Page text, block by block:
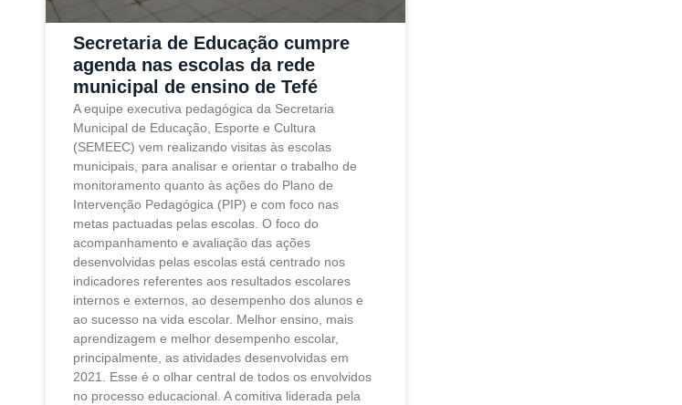
Secretaria de Educação cumpre
agenda nas escolas da rede
municipal de ensino de Tefé
A equipe executiva pedagógica da Secretaria
Municipal de Educação, Esporte e Cultura
(SEMEEC) vem realizando visitas às escolas
municipais, para analisar e orientar o trabalho de
monitoramento quanto às ações do Plano de
Intervenção Pedagógica (PIP) e com foco nas
metas pactuadas pelas escolas. O foco do
acompanhamento e avaliação das ações
desenvolvidas pelas escolas está centrado nos
indicadores referentes aos resultados escolares
internos e externos, ao desempenho dos alunos e
ao sucesso na vida escolar. Melhor ensino, mais
aprendizagem e melhor desempenho escolar,
principalmente, as atividades desenvolvidas em
2021. Esse é o olhar central de todos os envolvidos
no processo educacional. A comitiva liderada pela